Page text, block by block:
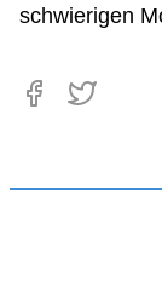
schwierigen